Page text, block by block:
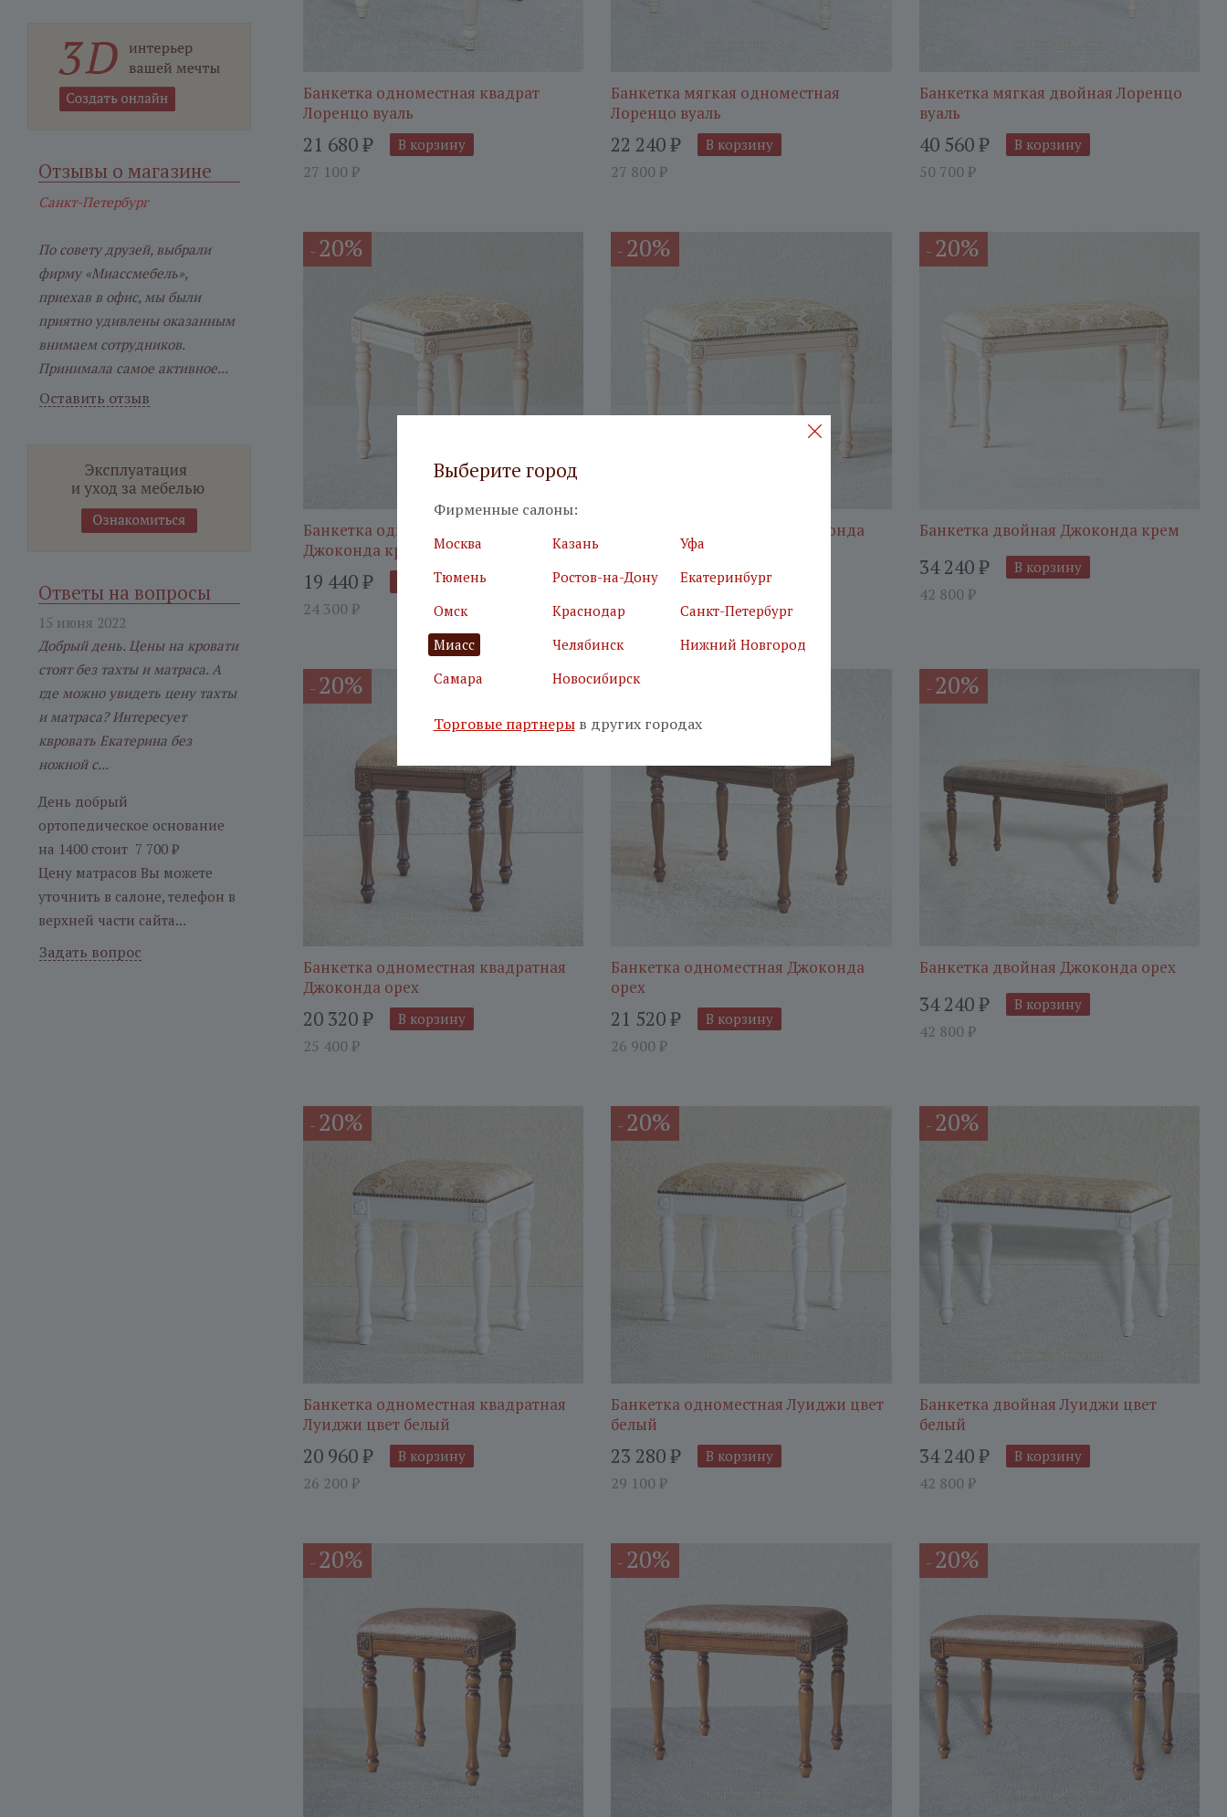
Банкетка одноместная квадрат
Лоренцо вуаль
21 680₽
27 100 ₽
В корзину
Банкетка мягкая одноместная
Лоренцо вуаль
22 240₽
27 800 ₽
В корзину
Банкетка мягкая двойная Лоренцо
вуаль
40 560₽
50 700 ₽
В корзину
- 20%
Банкетка одноместная квадратная
Джоконда крем
19 440₽
24 300 ₽
В корзину
- 20%
Банкетка одноместная Джоконда
21 040 ₽
26 300
В корзину
- 20%
Банкетка двойная Джоконда крем
34 240₽
42 800 ₽
В корзину
- 20%
Банкетка одноместная квадратная
Джоконда орех
20 320₽
25 400 ₽
В корзину
-20%
Банкетка одноместная Джоконда
орех
21 520₽
26 900 ₽
В корзину
- 20%
Банкетка двойная Джоконда орех
34 240₽
42 800 ₽
В корзину
- 20%
Банкетка одноместная квадратная
Луиджи цвет белый
20 960₽
26 200 ₽
В корзину
- 20%
Банкетка одноместная Луиджи цвет
белый
23 280₽
29 100 ₽
В корзину
- 20%
Банкетка двойная Луиджи цвет
белый
34 240₽
42 800 ₽
В корзину
- 20% - 20% - 20%
Отзывы о магазине
Санкт-Петербург
По совету друзей, выбрали
фирму «Миассмебель»,
приехав в офис, мы были
приятно удивлены оказанным
внимаем сотрудников.
Принимала самое активное...
Оставить отзыв
Ответы на вопросы
15 июня 2022
Добрый день. Цены на кровати
стоят без тахты и матраса. А
где можно увидеть цену тахты
и матраса? Интересует
квровать Екатерина без
ножной с...
День добрый
ортопедическое основание
на 1400 стоит 7 700 ₽
Цену матрасов Вы можете
уточнить в салоне, телефон в
верхней части сайта...
Задать вопрос
Выберите город
Фирменные салоны:
Москва Казань
Уфа
Тюмень
Ростов-на-Дону
Екатеринбург
Омск
Краснодар
Санкт-Петербург
Миасс
Челябинск
Нижний Новгород
Самара
Новосибирск
Торговые партнерыв других городах